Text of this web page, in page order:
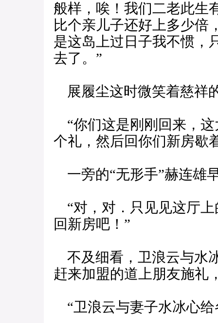
般样，唉！我们二老此生
比个亲儿子还好上多少
是这岛上过日子我不惯，
去了。”
展履尘这时微笑着慈祥
“你们这是刚刚回来，
个礼，然后回你们新房歇
一旁的“无形手”赫连雄
“对，对．只见见这厅
回新房吧！”
不及细看，卫浪云与水
赶来加盟的道上朋友施礼
“卫浪云与妻子水冰心给